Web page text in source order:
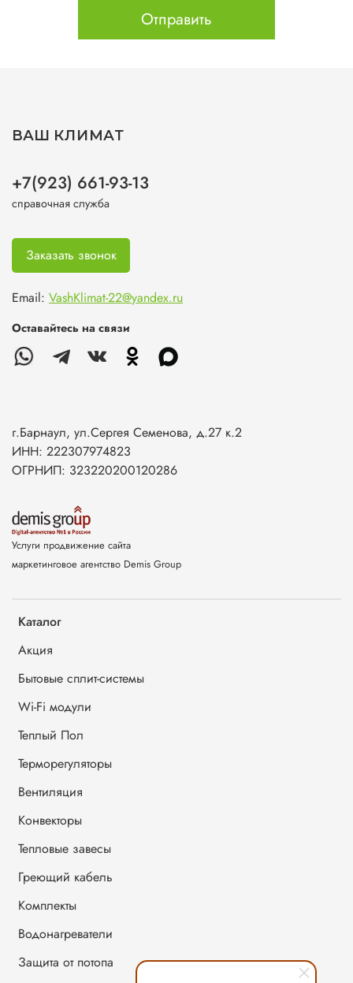
Отправить
Каталог
Акция
Бытовые сплит-системы
Wi-Fi модули
Теплый Пол
Терморегуляторы
Вентиляция
Конвекторы
Тепловые завесы
Греющий кабель
Комплекты
Водонагреватели
Защита от потопа
ВАШ КЛИМАТ
+7(923) 661-93-13
справочная служба
Заказать звонок
Email: VashKlimat-22@yandex.ru
Оставайтесь на связи
г.Барнаул, ул.Сергея Семенова, д.27 к.2
ИНН: 222307974823
ОГРНИП: 323220200120286
Услуги продвижение сайта
маркетинговое агентство Demis Group